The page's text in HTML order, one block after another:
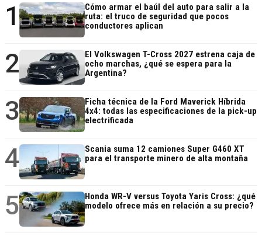
1
Cómo armar el baúl del auto para salir a la
ruta: el truco de seguridad que pocos
conductores aplican
2
El Volkswagen T-Cross 2027 estrena caja de
ocho marchas, ¿qué se espera para la
Argentina?
3
Ficha técnica de la Ford Maverick Híbrida
4x4: todas las especificaciones de la pick-up
electrificada
4
Scania suma 12 camiones Super G460 XT
para el transporte minero de alta montaña
5
Honda WR-V versus Toyota Yaris Cross: ¿qué
modelo ofrece más en relación a su precio?